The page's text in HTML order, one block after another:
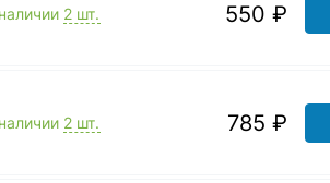
2 шт. 550 ₽
2 шт. 785 ₽